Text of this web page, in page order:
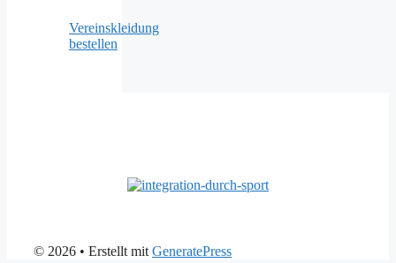
Vereinskleidung
bestellen
© 2026 • Erstellt mit GeneratePress